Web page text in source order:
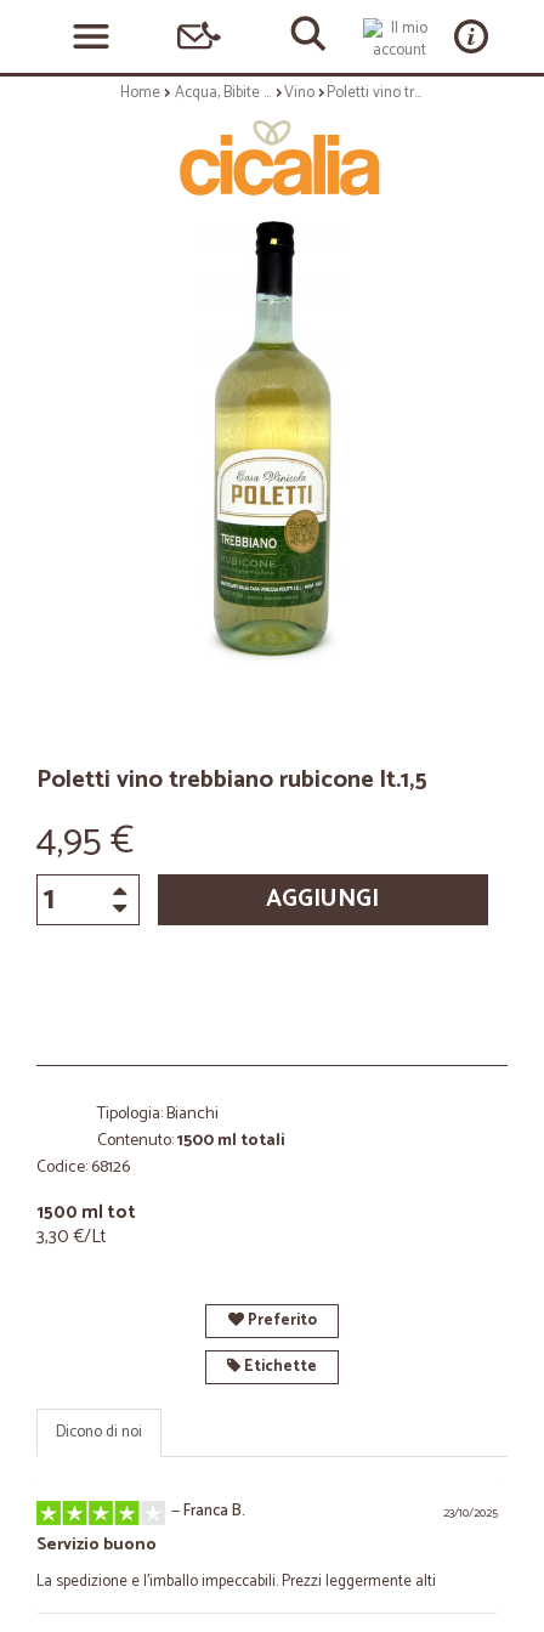
Home Acqua, Bibite e Alcolici Vino Poletti vino trebbiano rubicone lt.1,5
Poletti vino trebbiano rubicone lt.1,5
4,95 €
AGGIUNGI
Tipologia: Bianchi
Contenuto:1500 ml totali
Codice: 68126
1500 ml tot
3,30 €/Lt
Preferito
Etichette
Dicono di noi
23/10/2025
—Franca B.
Servizio buono
La spedizione e l'imballo impeccabili. Prezzi leggermente alti